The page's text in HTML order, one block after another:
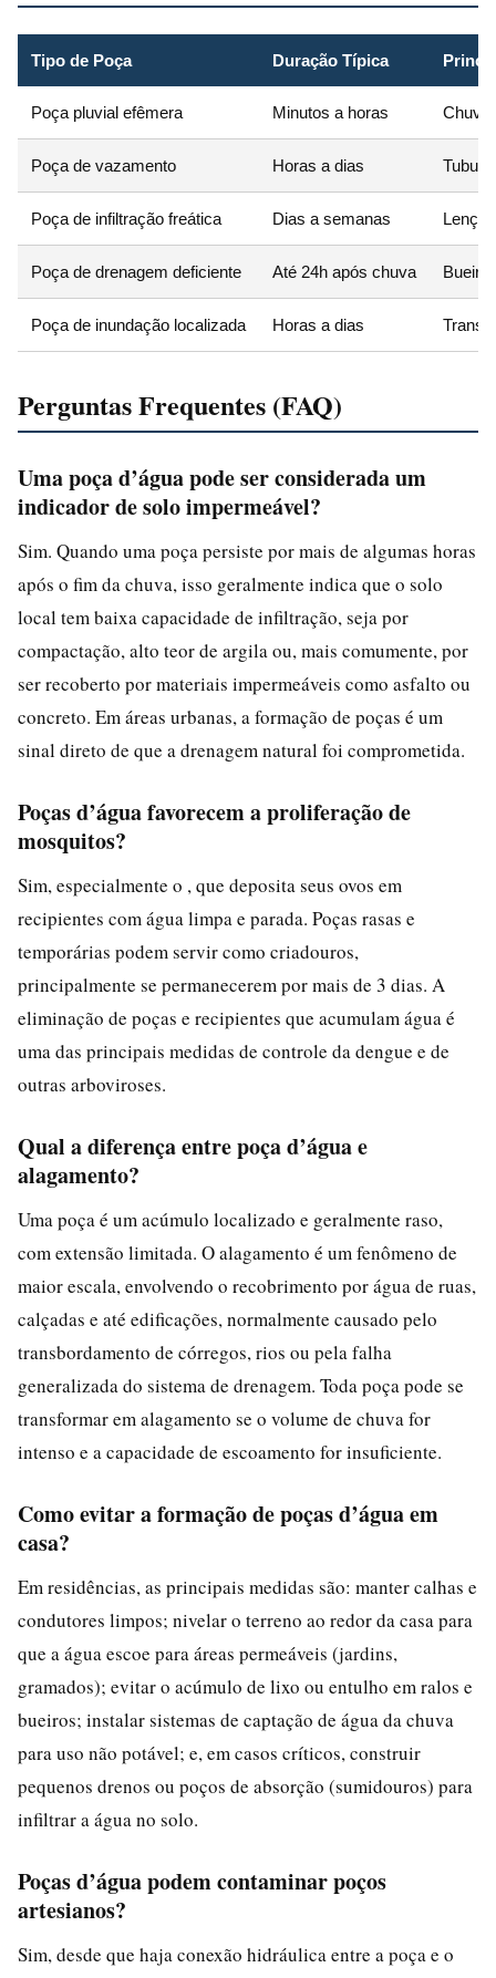
Tipo de Poça Duração Típica
Poça pluvial efêmera Minutos a horas Chuva
Poça de vazamento Horas a dias
Poça de infiltração freática Dias a semanas Lençol
Poça de drenagem deficiente Até 24h após chuva Bueiro
Poça de inundação localizada Horas a dias
Perguntas Frequentes (FAQ)
Uma poça d’água pode ser considerada um
indicador de solo impermeável?
Sim. Quando uma poça persiste por mais de algumas horas
após o fim da chuva, isso geralmente indica que o solo
local tem baixa capacidade de infiltração, seja por
compactação, alto teor de argila ou, mais comumente, por
ser recoberto por materiais impermeáveis como asfalto ou
concreto. Em áreas urbanas, a formação de poças é um
sinal direto de que a drenagem natural foi comprometida.
Poças d’água favorecem a proliferação de
mosquitos?
Sim, especialmente o , que deposita seus ovos em
recipientes com água limpa e parada. Poças rasas e
temporárias podem servir como criadouros,
principalmente se permanecerem por mais de 3 dias. A
eliminação de poças e recipientes que acumulam água é
uma das principais medidas de controle da dengue e de
outras arboviroses.
Qual a diferença entre poça d’água e
alagamento?
Uma poça é um acúmulo localizado e geralmente raso,
com extensão limitada. O alagamento é um fenômeno de
maior escala, envolvendo o recobrimento por água de ruas,
calçadas e até edificações, normalmente causado pelo
transbordamento de córregos, rios ou pela falha
generalizada do sistema de drenagem. Toda poça pode se
transformar em alagamento se o volume de chuva for
intenso e a capacidade de escoamento for insuficiente.
Como evitar a formação de poças d’água em
casa?
Em residências, as principais medidas são: manter calhas e
condutores limpos; nivelar o terreno ao redor da casa para
que a água escoe para áreas permeáveis (jardins,
gramados); evitar o acúmulo de lixo ou entulho em ralos e
bueiros; instalar sistemas de captação de água da chuva
para uso não potável; e, em casos críticos, construir
pequenos drenos ou poços de absorção (sumidouros) para
infiltrar a água no solo.
Poças d’água podem contaminar poços
artesianos?
Sim, desde que haja conexão hidráulica entre a poça e o